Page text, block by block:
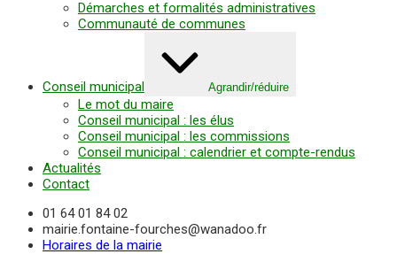
Démarches et formalités administratives
Communauté de communes
Conseil municipal Agrandir/réduire
Le mot du maire
Conseil municipal : les élus
Conseil municipal : les commissions
Conseil municipal : calendrier et compte-rendus
Actualités
Contact
01 64 01 84 02
mairie.fontaine-fourches@wanadoo.fr
Horaires de la mairie